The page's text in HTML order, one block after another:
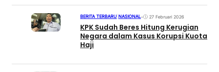
BERITA TERBARU NASIONAL• 27 Februari 2026
KPK Sudah Beres Hitung Kerugian
Negara dalam Kasus Korupsi Kuota
Haji